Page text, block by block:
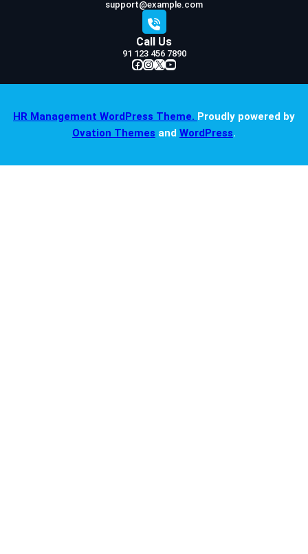
support@example.com
Call Us
91 123 456 7890
Facebook InstagramX YouTube
HR Management WordPress Theme. Proudly powered by
Ovation Themes and WordPress.